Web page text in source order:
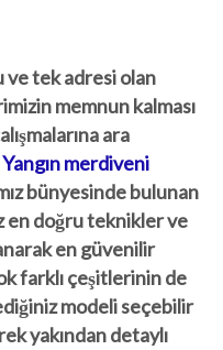
tek adresi olan
memnun kalması
ara
Yangın merdiveni
bünyesinde bulunan
en doğru teknikler ve
en güvenilir
farklı çeşitlerinin de
modeli seçebilir
yakından detaylı